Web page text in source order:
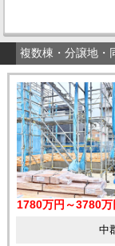
複数棟・分譲地・
1780万円～3780万
中